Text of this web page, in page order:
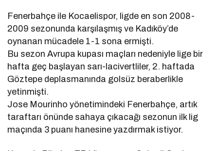
Fenerbahçe ile Kocaelispor, ligde en son 2008-
2009 sezonunda karşılaşmış ve Kadıköy’de
oynanan mücadele 1-1 sona ermişti.
Bu sezon Avrupa kupası maçları nedeniyle lige bir
hafta geç başlayan sarı-lacivertliler, 2. haftada
Göztepe deplasmanında golsüz beraberlikle
yetinmişti.
Jose Mourinho yönetimindeki Fenerbahçe, artık
taraftarı önünde sahaya çıkacağı sezonun ilk lig
maçında 3 puanı hanesine yazdırmak istiyor.